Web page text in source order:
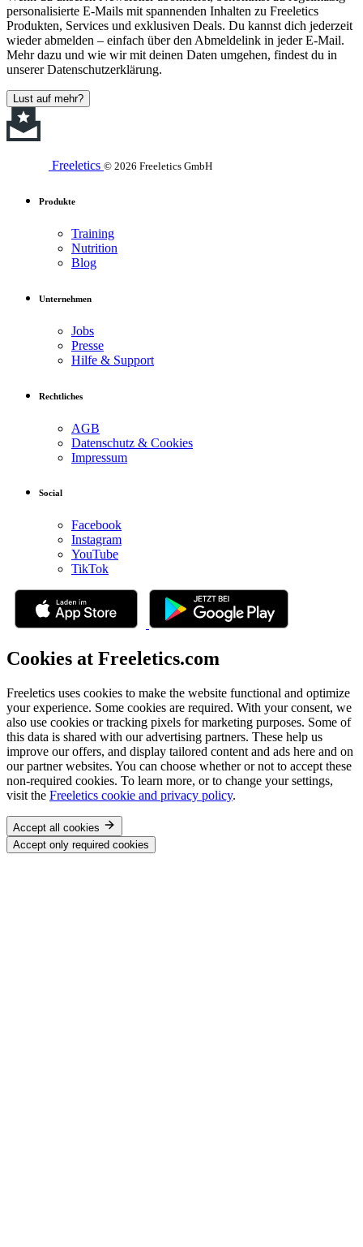
personalisierte E-Mails mit spannenden Inhalten zu Freeletics
Produkten, Services und exklusiven Deals. Du kannst dich jederzeit
wieder abmelden – einfach über den Abmeldelink in jeder E-Mail.
Mehr dazu und wie wir mit deinen Daten umgehen, findest du in
unserer Datenschutzerklärung.
Lust auf mehr?
Freeletics © 2026 Freeletics GmbH
Produkte
Training
Nutrition
Blog
Unternehmen
Jobs
Presse
Hilfe & Support
Rechtliches
AGB
Datenschutz & Cookies
Impressum
Social
Facebook
Instagram
YouTube
TikTok
Cookies at Freeletics.com
Freeletics uses cookies to make the website functional and optimize
your experience. Some cookies are required. With your consent, we
also use cookies or tracking pixels for marketing purposes. Some of
this data is shared with our advertising partners. These help us
improve our offers, and display tailored content and ads here and on
our partner websites. You can choose whether or not to accept these
non-required cookies. To learn more, or to change your settings,
visit the Freeletics cookie and privacy policy.
Accept all cookies
Accept only required cookies